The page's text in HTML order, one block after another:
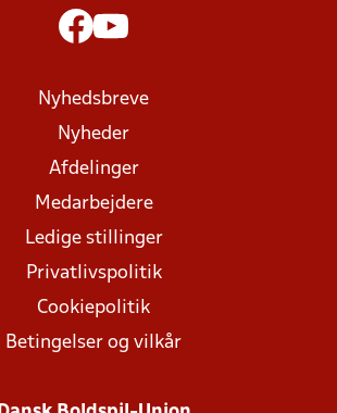
Nyhedsbreve
Nyheder
Afdelinger
Medarbejdere
Ledige stillinger
Privatlivspolitik
Cookiepolitik
Betingelser og vilkår